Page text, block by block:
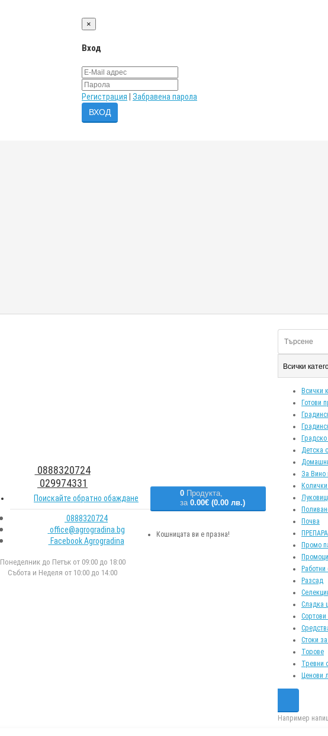
×
Вход
Регистрация Забравена парола
0888320724
029974331
Поискайте обратно обаждане
0888320724
office@agrogradina.bg
Facebook Agrogradina
Понеделник до Петък от 09:00 до 18:00
Събота и Неделя от 10:00 до 14:00
0 Продукта,
за 0.00€ (0.00 лв.)
Кошницата ви е празна!
Всички
Всички
Готови
Детска
За Вино
Почва
Промо
Разсад
Сладка
Стоки
Торове
Тревни
Ценови
Например